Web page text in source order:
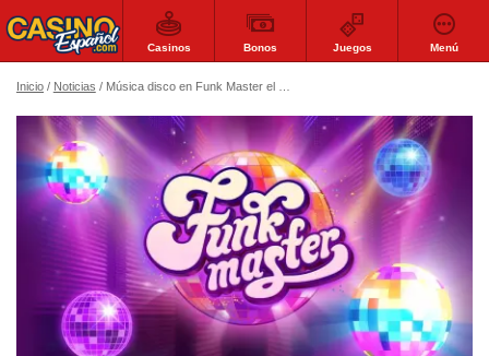
Casinos Bonos Juegos Menú
Inicio Noticias Música disco en Funk Master el próximo lanzamiento de NetEnt